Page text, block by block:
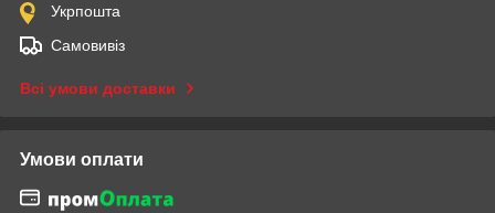
Укрпошта
Самовивіз
Всі умови доставки
Умови оплати